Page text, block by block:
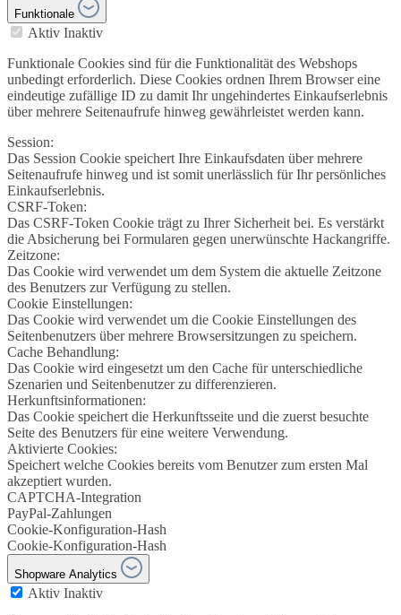
Funktionale
Aktiv Inaktiv
Funktionale Cookies sind für die Funktionalität des Webshops
unbedingt erforderlich. Diese Cookies ordnen Ihrem Browser eine
eindeutige zufällige ID zu damit Ihr ungehindertes Einkaufserlebnis
über mehrere Seitenaufrufe hinweg gewährleistet werden kann.
Session:
Das Session Cookie speichert Ihre Einkaufsdaten über mehrere
Seitenaufrufe hinweg und ist somit unerlässlich für Ihr persönliches
Einkaufserlebnis.
CSRF-Token:
Das CSRF-Token Cookie trägt zu Ihrer Sicherheit bei. Es verstärkt
die Absicherung bei Formularen gegen unerwünschte Hackangriffe.
Zeitzone:
Das Cookie wird verwendet um dem System die aktuelle Zeitzone
des Benutzers zur Verfügung zu stellen.
Cookie Einstellungen:
Das Cookie wird verwendet um die Cookie Einstellungen des
Seitenbenutzers über mehrere Browsersitzungen zu speichern.
Cache Behandlung:
Das Cookie wird eingesetzt um den Cache für unterschiedliche
Szenarien und Seitenbenutzer zu differenzieren.
Herkunftsinformationen:
Das Cookie speichert die Herkunftsseite und die zuerst besuchte
Seite des Benutzers für eine weitere Verwendung.
Aktivierte Cookies:
Speichert welche Cookies bereits vom Benutzer zum ersten Mal
akzeptiert wurden.
CAPTCHA-Integration
PayPal-Zahlungen
Cookie-Konfiguration-Hash
Cookie-Konfiguration-Hash
Shopware Analytics
Aktiv Inaktiv